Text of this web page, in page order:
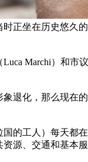
正坐在历史悠久
Marchi）和市
退化，那么现在
的工人）每天都
源、交通和基本